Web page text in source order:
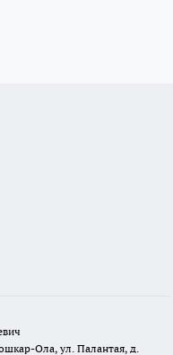
Ола, ул. Палантая, д.